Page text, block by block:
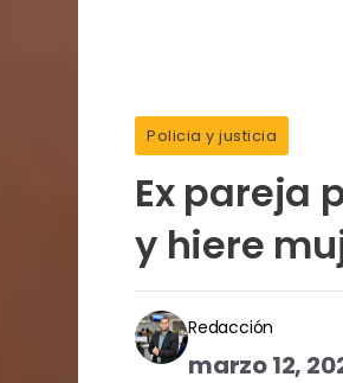
Policia y justicia
Ex pareja
y hiere
Redacción
marzo 12,